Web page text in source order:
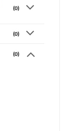
(0)
(0)
(0)